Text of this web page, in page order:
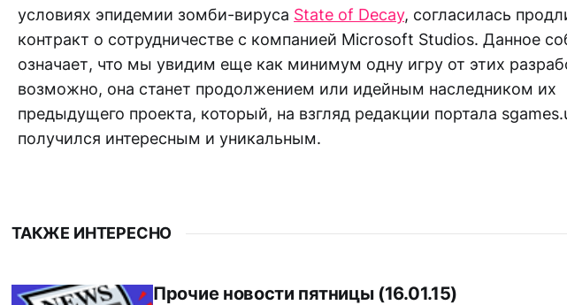
условиях эпидемии зомби-вируса State of Decay, согласилась
контракт о сотрудничестве с компанией Microsoft Studios. Данное
означает, что мы увидим еще как минимум одну игру от этих
возможно, она станет продолжением или идейным наследником их
предыдущего проекта, который, на взгляд редакции портала
получился интересным и уникальным.
ТАКЖЕ ИНТЕРЕСНО
Прочие новости пятницы (16.01.15)